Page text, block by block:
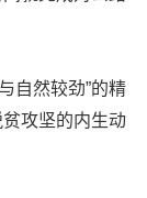
自然较劲”的精
攻坚的内生动